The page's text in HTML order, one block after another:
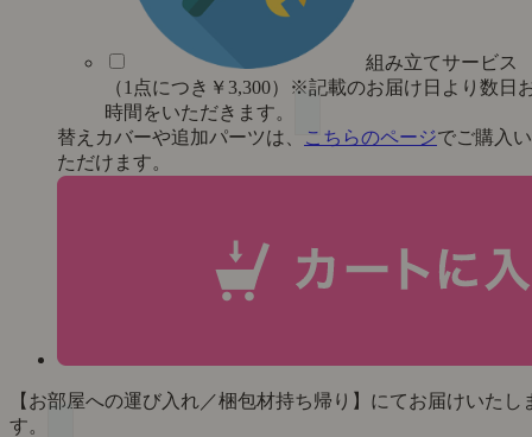
組み立てサービス
（1点につき￥3,300）※記載のお届け日より数日
時間をいただきます。
替えカバーや追加パーツは、
こちらのページでご購入い
ただけます。
【お部屋への運び入れ／梱包材持ち帰り】にてお届けいたし
す。